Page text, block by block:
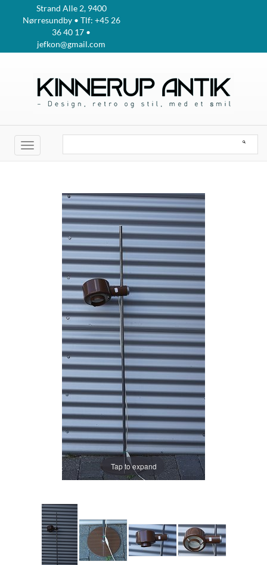
Strand Alle 2, 9400
Nørresundby • Tlf: +45 26
36 40 17 •
jefkon@gmail.com
Toggle
navigation
Tap to expand